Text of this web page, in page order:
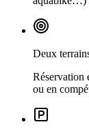
Deux
Réservation
ou en